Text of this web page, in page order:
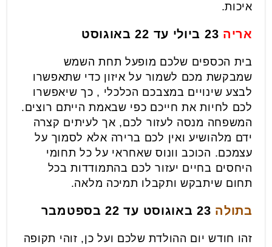
איכות.
אריה
בית הכספים שלכם מופעל תחת השמש
שמבקשת מכם לשמור על איזון כדי שתאפשרו
לבצע שינויים במצבכם הכלכלי , כך שיאפשרו
לכם לחיות את חייכם כפי שבאמת הייתם רוצים.
המשפחה מנסה לעזור לכם, אך לעיתים קצרה
ידם מלהושיע ואין לכם ברירה אלא לסמוך על
עצמכם. הכוכב וונוס שאחראי על כל תחומי
היחסים בחיים יעזור לכם בהתמודדות בכל
תחום שיתבקש ותקבלו תמיכה מלאה.
בתולה
זהו חודש יום ההולדת שלכם ועל כן, זוהי תקופה